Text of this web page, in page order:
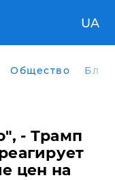
UA
Общество
- Трамп
цен на